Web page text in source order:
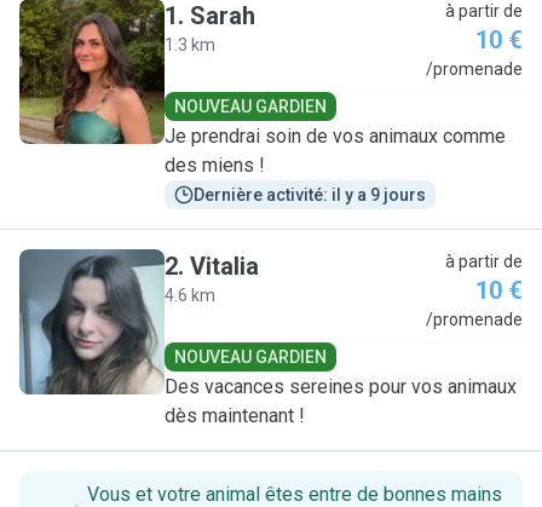
S
1. Sarah
1.3 km
à partir de
10 €
/promenade
NOUVEAU GARDIEN
Je prendrai soin de vos animaux comme
des miens !
Dernière activité: il y a 9 jours
V
2. Vitalia
4.6 km
à partir de
10 €
/promenade
NOUVEAU GARDIEN
Des vacances sereines pour vos animaux
dès maintenant !
Vous et votre animal êtes entre de bonnes mains